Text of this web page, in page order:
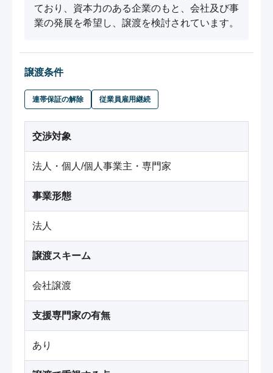
ており、資本力のある企業のもと、会社及び事
業の発展を希望し、譲渡を検討されています。
譲渡条件
連帯保証の解除 従業員雇用継続
交渉対象
法人・個人/個人事業主・専門家
事業形態
法人
譲渡スキーム
会社譲渡
支援専門家の有無
あり